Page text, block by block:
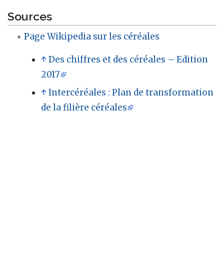
Sources
Page Wikipedia sur les céréales
↑Des chiffres et des céréales – Edition
2017
↑Intercéréales : Plan de transformation
de la filière céréales